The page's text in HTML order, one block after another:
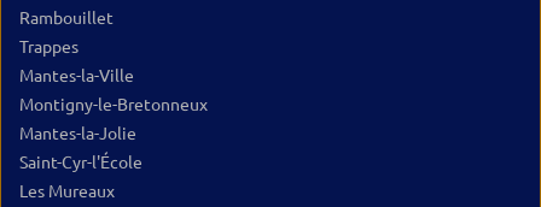
Rambouillet
Trappes
Mantes-la-Ville
Montigny-le-Bretonneux
Mantes-la-Jolie
Saint-Cyr-l'École
Les Mureaux